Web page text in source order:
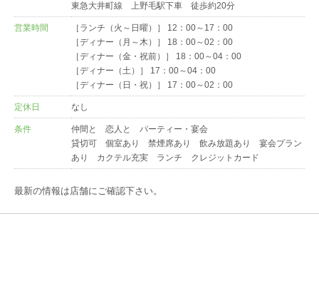
東急大井町線 上野毛駅下車 徒歩約20分
営業時間
［ランチ（火～日曜）］ 12：00～17：00
［ディナー（月～木）］ 18：00～02：00
［ディナー（金・祝前）］ 18：00～04：00
［ディナー（土）］ 17：00～04：00
［ディナー（日・祝）］ 17：00～02：00
定休日 なし
条件
仲間と 恋人と パーティー・宴会
貸切可 個室あり 禁煙席あり 飲み放題あり 宴会プラン
あり カクテル充実 ランチ クレジットカード
最新の情報は店舗にご確認下さい。